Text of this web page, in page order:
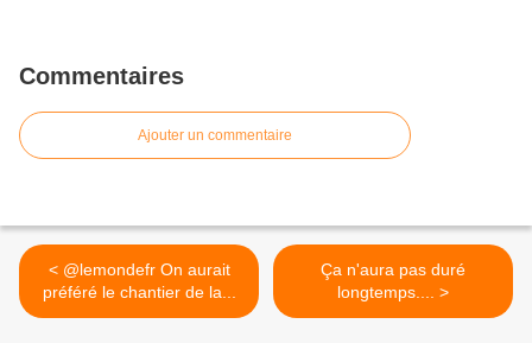
Commentaires
Ajouter un commentaire
< @lemondefr On aurait
préféré le chantier de la...
Ça n'aura pas duré
longtemps.... >